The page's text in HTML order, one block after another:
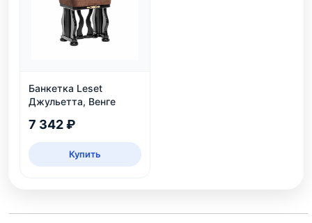
Банкетка Leset
Джульетта, Венге
7 342 ₽
Купить